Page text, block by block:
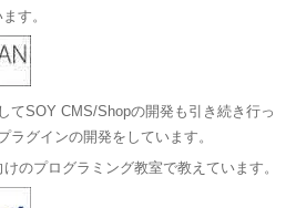
す。
てSOY CMS/Shopの開発も引き続き行っ
ラグインの開発をしています。
のプログラミング教室で教えています。